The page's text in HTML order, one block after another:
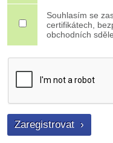
Souhlasím se
certifikátech,
obchodních